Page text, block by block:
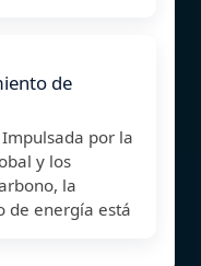
de
por la
y los
la
de energía está